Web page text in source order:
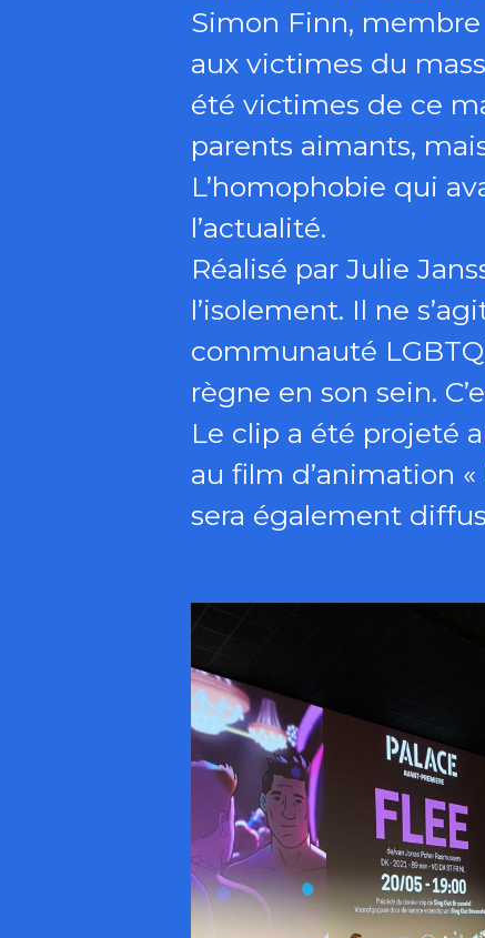
Simon Finn,
aux victimes du
été victimes de ce
parents aimants,
L’homophobie qui
l’actualité.
Réalisé par Julie
l’isolement. Il ne
communauté
règne en son sein.
Le clip a été projeté
au film d’animation «
sera également